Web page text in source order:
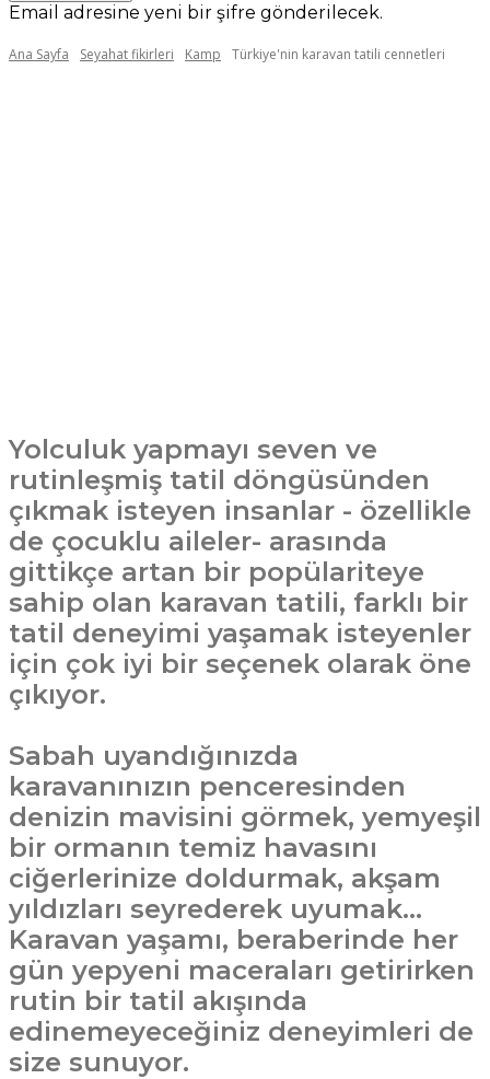
Email adresine yeni bir şifre gönderilecek.
Ana Sayfa Seyahat fikirleri Kamp Türkiye'nin karavan tatili cennetleri
Yolculuk yapmayı seven ve
rutinleşmiş tatil döngüsünden
çıkmak isteyen insanlar - özellikle
de çocuklu aileler- arasında
gittikçe artan bir popülariteye
sahip olan karavan tatili, farklı bir
tatil deneyimi yaşamak isteyenler
için çok iyi bir seçenek olarak öne
çıkıyor.
Sabah uyandığınızda
karavanınızın penceresinden
denizin mavisini görmek, yemyeşil
bir ormanın temiz havasını
ciğerlerinize doldurmak, akşam
yıldızları seyrederek uyumak…
Karavan yaşamı, beraberinde her
gün yepyeni maceraları getirirken
rutin bir tatil akışında
edinemeyeceğiniz deneyimleri de
size sunuyor.